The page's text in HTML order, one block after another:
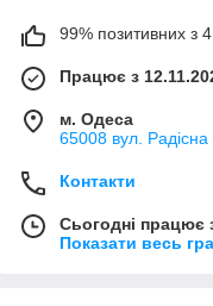
99% позитивних з
Працює з
м. Одеса
65008 вул.
Контакти
Сьогодні працює
Показати весь